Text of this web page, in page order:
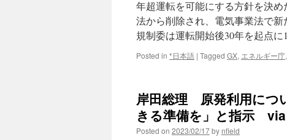
年超運転を可能にする方針を決
法から削除され、電気事業法で新
規制委は運転開始後30年を起点
Posted in *日本語 | Tagged GX, エネルギー庁,
岸田総理 原発利用につ
きる準備を」と指示
Posted on 2023/02/17by nfield